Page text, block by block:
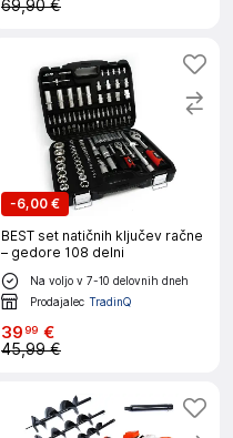
69,90 €
-6,00 €
BEST set natičnih ključev račne
– gedore 108 delni
Na voljo v 7-10 delovnih dneh
Prodajalec TradinQ
3999 €
45,99 €